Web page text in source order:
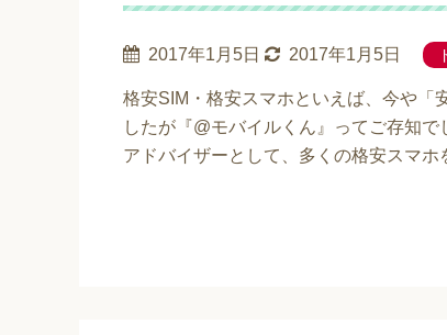
2017年1月5日 2017年1月5日
格安SIM・格安スマホといえば、今や「
したが『@モバイルくん』ってご存知
アドバイザーとして、多くの格安スマ